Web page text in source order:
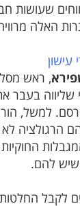
שעושות
, ראש
בעבר את
למשל,
הרגולציה
שיש להם.